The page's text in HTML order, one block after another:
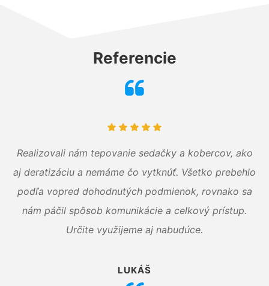
Referencie
Realizovali nám tepovanie sedačky a kobercov, ako
aj deratizáciu a nemáme čo vytknúť. Všetko prebehlo
podľa vopred dohodnutých podmienok, rovnako sa
nám páčil spôsob komunikácie a celkový prístup.
Určite využijeme aj nabudúce.
LUKÁŠ